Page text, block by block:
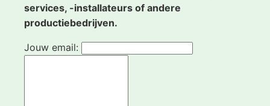
services, -installateurs of andere
productiebedrijven.
Jouw email: